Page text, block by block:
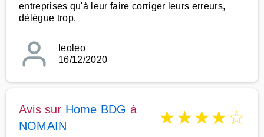
entreprises qu'à leur faire corriger leurs erreurs,
délègue trop.
leoleo
16/12/2020
Avis sur Home BDG à
NOMAIN
★★★★☆